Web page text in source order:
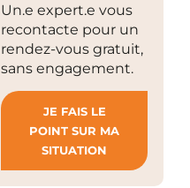
Un.e expert.e vous
recontacte pour un
rendez-vous gratuit,
sans engagement.
JE FAIS LE
POINT SUR MA
SITUATION